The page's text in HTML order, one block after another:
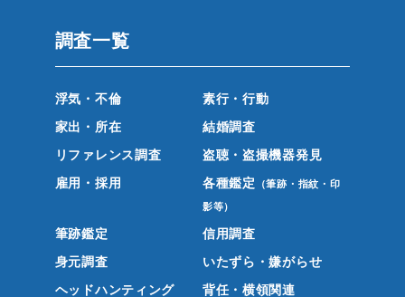
調査一覧
浮気・不倫
素行・行動
家出・所在
結婚調査
リファレンス調査
盗聴・盗撮機器発見
雇用・採用
各種鑑定 （筆跡・指紋・印
影等）
筆跡鑑定
信用調査
身元調査
いたずら・嫌がらせ
ヘッドハンティング
背任・横領関連